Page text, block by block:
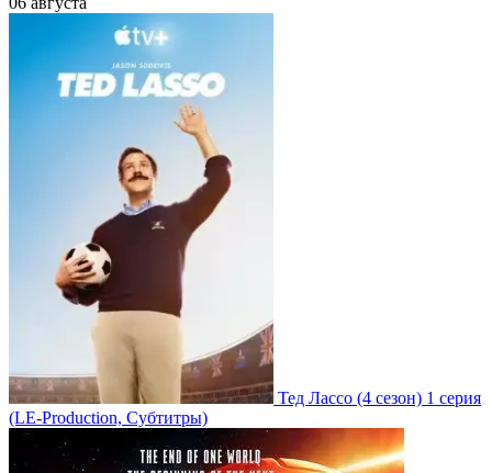
Тед Лассо (4 сезон) 1 серия
(LE-Production, Субтитры)